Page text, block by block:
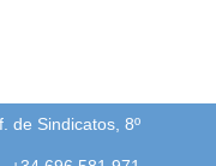
de Sindicatos, 8º